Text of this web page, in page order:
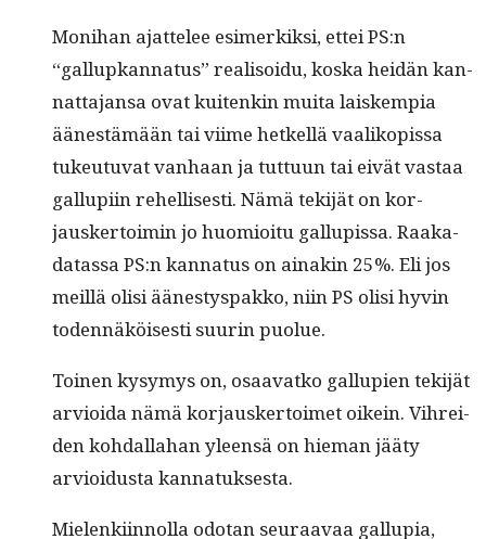
Moni­han ajat­telee esimerkik­si, ettei PS:n
“gallup­kan­na­tus” real­isoidu, kos­ka hei­dän kan­
nat­ta­jansa ovat kuitenkin mui­ta laiskem­pia
äänestämään tai viime het­kel­lä vaa­likopis­sa
tukeu­tu­vat van­haan ja tut­tuun tai eivät vas­taa
gallupi­in rehellis­es­ti. Nämä tek­i­jät on kor­
jausker­toimin jo huomioitu gallupis­sa. Raaka­
datas­sa PS:n kan­na­tus on ainakin 25%. Eli jos
meil­lä olisi äänestys­pakko, niin PS olisi hyvin
toden­näköis­es­ti suurin puolue.
Toinen kysymys on, osaa­vatko gallupi­en tek­i­jät
arvioi­da nämä kor­jausker­toimet oikein. Vihrei­
den kohdal­la­han yleen­sä on hie­man jää­ty
arvioidus­ta kannatuksesta.
Mie­lenki­in­nol­la odotan seu­raavaa gallu­pia,